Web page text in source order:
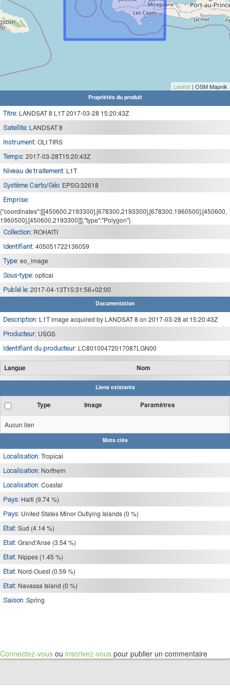
Leaflet | OSM Mapnik
Propriétés du produit
Titre: LANDSAT 8 L1T 2017-03-28 15:20:43Z
Satellite: LANDSAT 8
Instrument: OLI TIRS
Temps: 2017-03-28T15:20:43Z
Niveau de traitement: L1T
Système Carto/Géo: EPSG:32618
Emprise:
{"coordinates":[[[450600,2193300],[678300,2193300],[678300,1960500],[450600,
1960500],[450600,2193300]]],"type":"Polygon"}
Collection: ROHAITI
Identifiant: 405051722136059
Type: eo_image
Sous-type: optical
Publié le: 2017-04-13T15:31:56+02:00
Documentation
Description: L1T image acquired by LANDSAT 8 on 2017-03-28 at 15:20:43Z
Producteur: USGS
Identifiant du producteur: LC80100472017087LGN00
Langue Nom
Liens existants
Type Image Paramètres
Aucun lien
Mots clés
Localisation: Tropical
Localisation: Northern
Localisation: Coastal
Pays: Haiti (9.74 %)
Pays: United States Minor Outlying Islands (0 %)
Etat: Sud (4.14 %)
Etat: Grand'Anse (3.54 %)
Etat: Nippes (1.45 %)
Etat: Nord-Ouest (0.59 %)
Etat: Navassa Island (0 %)
Saison: Spring
Connectez-vous ou inscrivez-vous pour publier un commentaire